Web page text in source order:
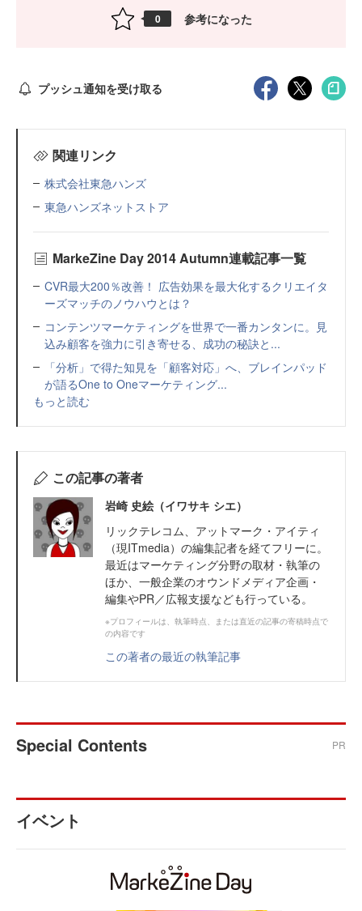
0 参考になった
プッシュ通知を受け取る
関連リンク
株式会社東急ハンズ
東急ハンズネットストア
MarkeZine Day 2014 Autumn連載記事一覧
CVR最大200％改善！ 広告効果を最大化するクリエイタ
ーズマッチのノウハウとは？
コンテンツマーケティングを世界で一番カンタンに。見
込み顧客を強力に引き寄せる、成功の秘訣と...
「分析」で得た知見を「顧客対応」へ、ブレインパッド
が語るOne to Oneマーケティング...
もっと読む
この記事の著者
岩崎 史絵（イワサキ シエ）
リックテレコム、アットマーク・アイティ
（現ITmedia）の編集記者を経てフリーに。
最近はマーケティング分野の取材・執筆の
ほか、一般企業のオウンドメディア企画・
編集やPR／広報支援なども行っている。
※プロフィールは、執筆時点、または直近の記事の寄稿時点で
の内容です
この著者の最近の執筆記事
Special Contents PR
イベント